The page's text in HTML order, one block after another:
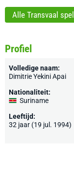
Alle Transvaal
Profiel
Volledige naam:
Dimitrie Yekini Apai
Nationaliteit:
Suriname
Leeftijd:
32 jaar (19 jul. 1994)